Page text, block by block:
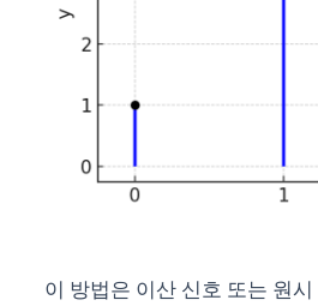
이 방법은 이산 신호 또는 원